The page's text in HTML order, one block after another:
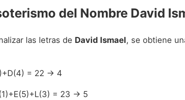
del Nombre David
las letras de David Ismael, se obtiene
= 22 → 4
= 23 → 5